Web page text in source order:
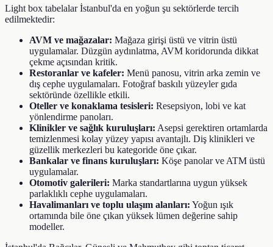
Light box tabelalar İstanbul'da en yoğun şu sektörlerde tercih
edilmektedir:
AVM ve mağazalar: Mağaza girişi üstü ve vitrin üstü
uygulamalar. Düzgün aydınlatma, AVM koridorunda dikkat
çekme açısından kritik.
Restoranlar ve kafeler: Menü panosu, vitrin arka zemin ve
dış cephe uygulamaları. Fotoğraf baskılı yüzeyler gıda
sektöründe özellikle etkili.
Oteller ve konaklama tesisleri: Resepsiyon, lobi ve kat
yönlendirme panoları.
Klinikler ve sağlık kuruluşları: Asepsi gerektiren ortamlarda
temizlenmesi kolay yüzey yapısı avantajlı. Diş klinikleri ve
güzellik merkezleri bu kategoride öne çıkar.
Bankalar ve finans kuruluşları: Köşe panolar ve ATM üstü
uygulamalar.
Otomotiv galerileri: Marka standartlarına uygun yüksek
parlaklıklı cephe uygulamaları.
Havalimanları ve toplu ulaşım alanları: Yoğun ışık
ortamında bile öne çıkan yüksek lümen değerine sahip
modeller.